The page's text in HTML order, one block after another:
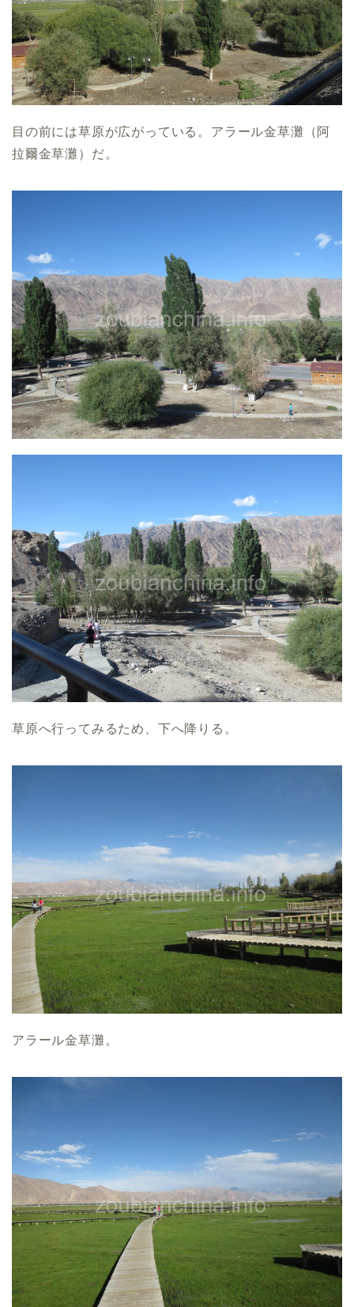
目の前には草原が広がっている。アラール金草灘（阿
拉爾金草灘）だ。
草原へ行ってみるため、下へ降りる。
アラール金草灘。